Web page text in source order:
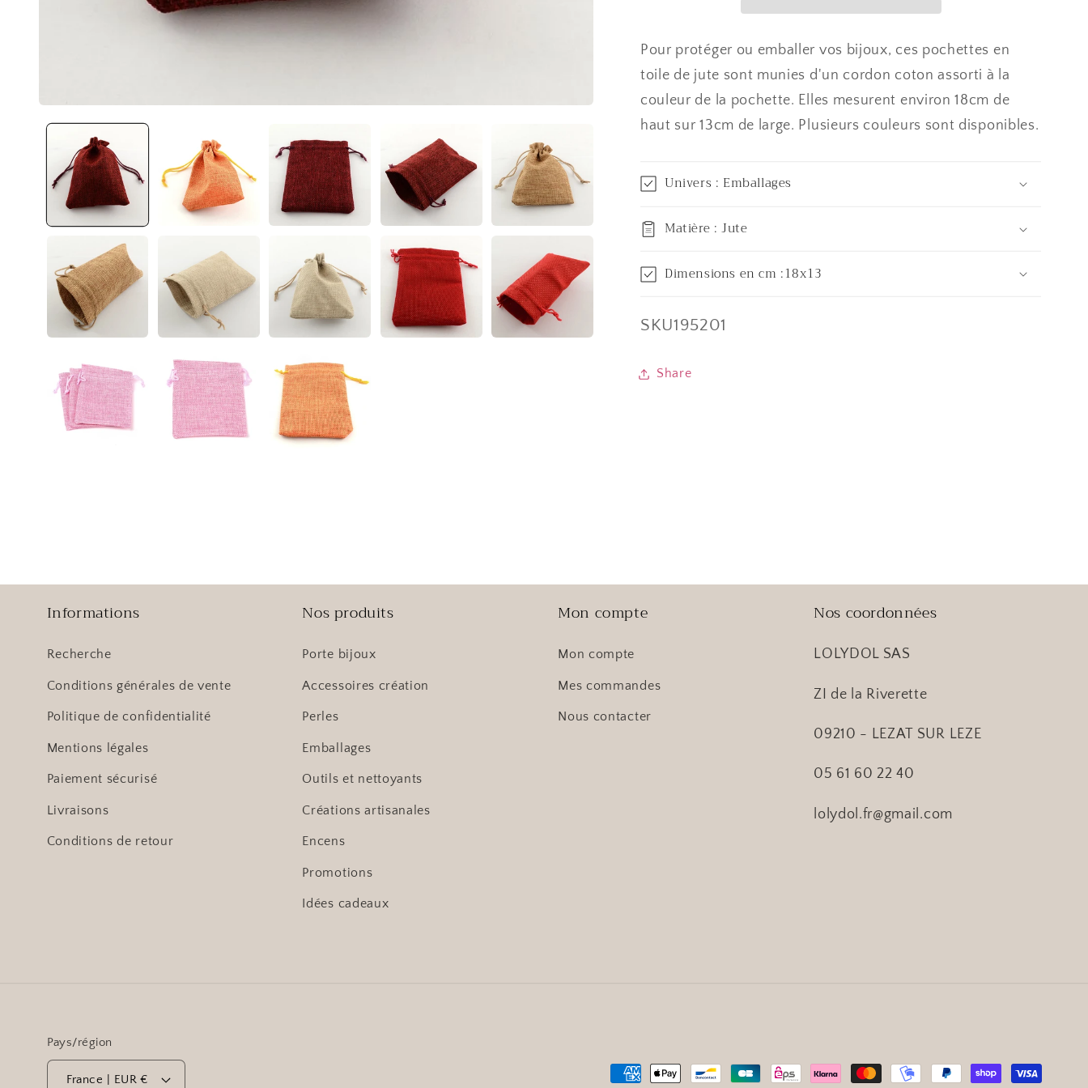
lot
de
10
lot
de
10
Pour protéger ou emballer vos bijoux, ces pochettes en
toile de jute sont munies d'un cordon coton assorti à la
couleur de la pochette. Elles mesurent environ 18cm de
haut sur 13cm de large. Plusieurs couleurs sont disponibles.
Univers : Emballages
Matière : Jute
Dimensions en cm :18x13
SKU:
SKU195201
Share
Informations
Recherche
Conditions générales de vente
Politique de confidentialité
Mentions légales
Paiement sécurisé
Livraisons
Conditions de retour
Nos produits
Porte bijoux
Accessoires création
Perles
Emballages
Outils et nettoyants
Créations artisanales
Encens
Promotions
Idées cadeaux
Mon compte
Mon compte
Mes commandes
Nous contacter
Nos coordonnées
LOLYDOL SAS
ZI de la Riverette
09210 - LEZAT SUR LEZE
05 61 60 22 40
lolydol.fr@gmail.com
Pays/région
France | EUR € Moyens